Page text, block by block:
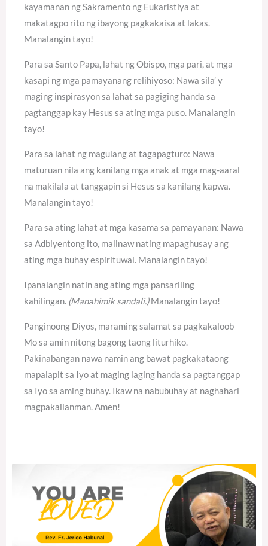
kayamanan ng Sakramento ng Eukaristiya at
makatagpo rito ng ibayong pagkakaisa at lakas.
Manalangin tayo!
Para sa Santo Papa, lahat ng Obispo, mga pari, at mga
kasapi ng mga pamayanang relihiyoso: Nawa sila’ y
maging inspirasyon sa lahat sa pagiging handa sa
pagtanggap kay Hesus sa ating mga puso. Manalangin
tayo!
Para sa lahat ng magulang at tagapagturo: Nawa
maturuan nila ang kanilang mga anak at mga mag-aaral
na makilala at tanggapin si Hesus sa kanilang kapwa.
Manalangin tayo!
Para sa ating lahat at mga kasama sa pamayanan: Nawa
sa Adbiyentong ito, malinaw nating mapaghusay ang
ating mga buhay espirituwal. Manalangin tayo!
Ipanalangin natin ang ating mga pansariling
kahilingan. (Manahimik sandali.)Manalangin tayo!
Panginoong Diyos, maraming salamat sa pagkakaloob
Mo sa amin nitong bagong taong liturhiko.
Pakinabangan nawa namin ang bawat pagkakataong
mapalapit sa Iyo at maging laging handa sa pagtanggap
sa Iyo sa aming buhay. Ikaw na nabubuhay at naghahari
magpakailanman. Amen!